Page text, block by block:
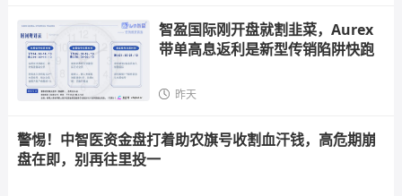
智盈国际刚开盘就割韭菜，Aurex
带单高息返利是新型传销陷阱快跑
昨天
警惕！中智医资金盘打着助农旗号收割血汗钱，高危期崩
盘在即，别再往里投一